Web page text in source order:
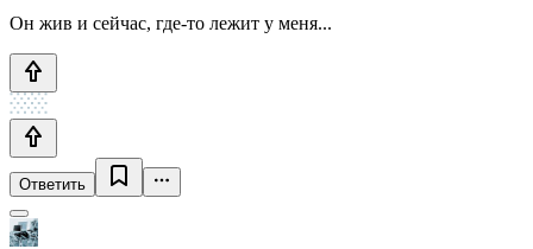
Он жив и сейчас, где-то лежит у меня...
Ответить